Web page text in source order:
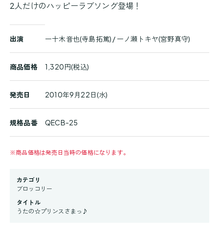
2人だけのハッピーラブソング登場！
品
詳
細
出演 一十木音也(寺島拓篤) / 一ノ瀬トキヤ(宮野真守)
商品価格 1,320円(税込)
発売日 2010年9月22日(水)
規格品番 QECB-25
※商品価格は発売日当時の価格になります。
カテゴリ
ブロッコリー
タイトル
うたの☆プリンスさまっ♪